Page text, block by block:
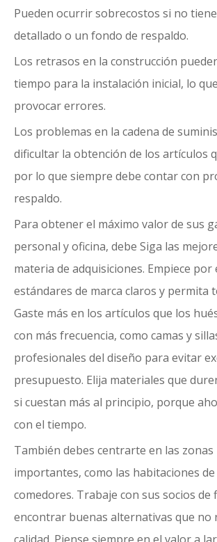
Pueden ocurrir sobrecostos si no
detallado o un fondo de respaldo.
Los retrasos en la construcción
tiempo para la instalación inicial, lo
provocar errores.
Los problemas en la cadena de
dificultar la obtención de los artículos
por lo que siempre debe contar con
respaldo.
Para obtener el máximo valor de sus
personal y oficina, debe Siga las
materia de adquisiciones. Empiece por
estándares de marca claros y permita
Gaste más en los artículos que los
con más frecuencia, como camas y
profesionales del diseño para evitar
presupuesto. Elija materiales que
si cuestan más al principio, porque
con el tiempo.
También debes centrarte en las zonas
importantes, como las habitaciones
comedores. Trabaje con sus socios de
encontrar buenas alternativas que no